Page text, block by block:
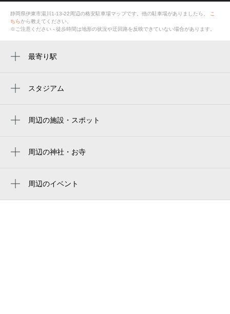
静岡県伊東市湯川1-13-22周辺の格安駐車場マップです。他の駐車場がありましたら、 こ
ちらから教えてください。
※ご注意ください - 徒歩時間は地形の状況や迂回路を反映できていない場合があります。
最寄り駅
スタジアム
周辺の施設・スポット
伊東総祭白寿 シティーホール白寿
マリンスポット
周辺の神社・お寺
如来光明霊徳修養会
周辺のイベント